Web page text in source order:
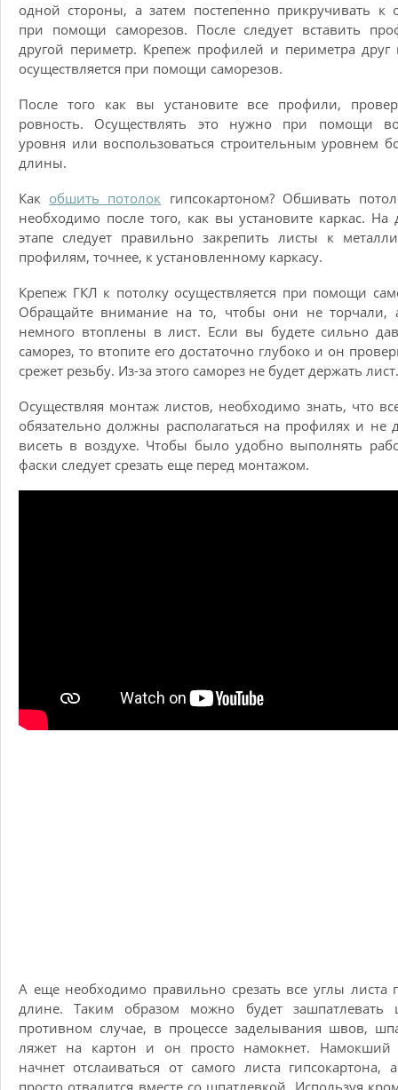
одной стороны, а затем постепенно прикручивать к
при помощи саморезов. После следует вставить
другой периметр. Крепеж профилей и периметра друг
осуществляется при помощи саморезов.
После того как вы установите все профили,
ровность. Осуществлять это нужно при помощи
уровня или воспользоваться строительным уровнем
длины.
Как обшить потолок гипсокартоном? Обшивать
необходимо после того, как вы установите каркас. На
этапе следует правильно закрепить листы к
профилям, точнее, к установленному каркасу.
Крепеж ГКЛ к потолку осуществляется при помощи
Обращайте внимание на то, чтобы они не торчали,
немного втоплены в лист. Если вы будете сильно
саморез, то втопите его достаточно глубоко и он
срежет резьбу. Из-за этого саморез не будет держать лист.
Осуществляя монтаж листов, необходимо знать, что
обязательно должны располагаться на профилях и не
висеть в воздухе. Чтобы было удобно выполнять
фаски следует срезать еще перед монтажом.
А еще необходимо правильно срезать все углы листа
длине. Таким образом можно будет
противном случае, в процессе заделывания швов,
ляжет на картон и он просто намокнет. Намокший
начнет отслаиваться от самого листа гипсокартона,
просто отвалится вместе со шпатлевкой. Используя